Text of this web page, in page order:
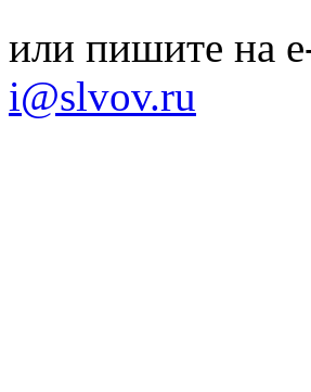
или пишите на
i@slvov.ru